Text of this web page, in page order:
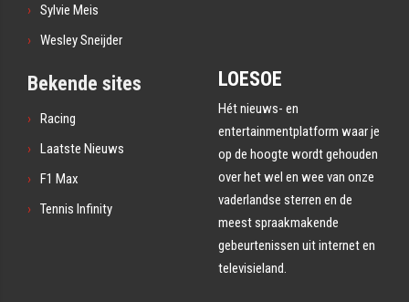
Sylvie Meis
Wesley Sneijder
Bekende sites
Racing
Laatste Nieuws
F1 Max
Tennis Infinity
LOESOE
Hét nieuws- en
entertainmentplatform waar je
op de hoogte wordt gehouden
over het wel en wee van onze
vaderlandse sterren en de
meest spraakmakende
gebeurtenissen uit internet en
televisieland.